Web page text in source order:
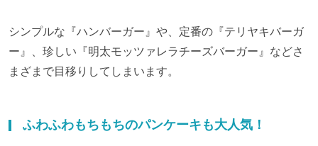
シンプルな『ハンバーガー』や、定番の『テリヤキバーガ
ー』、珍しい『明太モッツァレラチーズバーガー』などさ
まざまで目移りしてしまいます。
ふわふわもちもちのパンケーキも大人気！